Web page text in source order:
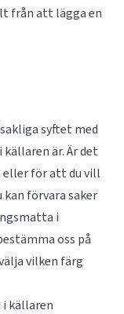
från att lägga en
syftet med
är. Är det
för att du vill
förvara saker
i
oss på
vilken färg
källaren